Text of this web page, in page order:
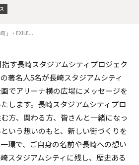
」・EXILE...
す長崎スタジアムシティプロジェク
著名人5名が長崎スタジアムシティ
画でアリーナ横の広場にメッセージを
します。長崎スタジアムシティプロ
方、関わる方、皆さんと一緒になっ
いう想いのもと、新しい街づくりを
環で、ご自身の名前や長崎への想い
スタジアムシティに残し、歴史ある